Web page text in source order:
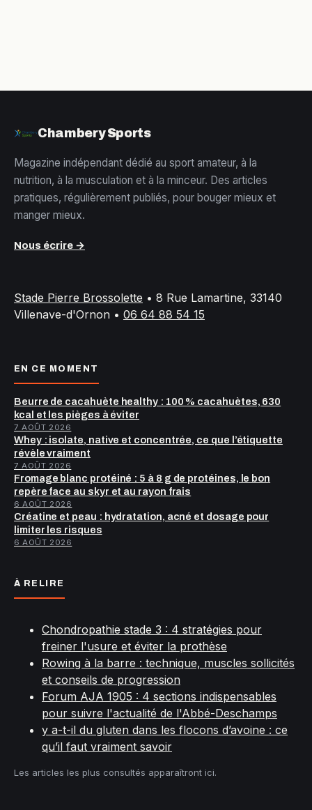
Chambery Sports
Magazine indépendant dédié au sport amateur, à la
nutrition, à la musculation et à la minceur. Des articles
pratiques, régulièrement publiés, pour bouger mieux et
manger mieux.
Nous écrire →
Stade Pierre Brossolette • 8 Rue Lamartine, 33140
Villenave-d'Ornon • 06 64 88 54 15
EN CE MOMENT
Beurre de cacahuète healthy : 100 % cacahuètes, 630
kcal et les pièges à éviter
7 AOÛT 2026
Whey : isolate, native et concentrée, ce que l’étiquette
révèle vraiment
7 AOÛT 2026
Fromage blanc protéiné : 5 à 8 g de protéines, le bon
repère face au skyr et au rayon frais
6 AOÛT 2026
Créatine et peau : hydratation, acné et dosage pour
limiter les risques
6 AOÛT 2026
À RELIRE
Chondropathie stade 3 : 4 stratégies pour
freiner l'usure et éviter la prothèse
Rowing à la barre : technique, muscles sollicités
et conseils de progression
Forum AJA 1905 : 4 sections indispensables
pour suivre l'actualité de l'Abbé-Deschamps
y a-t-il du gluten dans les flocons d’avoine : ce
qu’il faut vraiment savoir
Les articles les plus consultés apparaîtront ici.